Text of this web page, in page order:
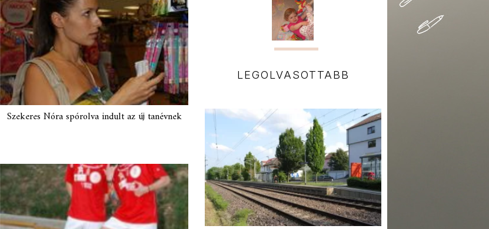
Szekeres Nóra spórolva indult az új tanévnek
LEGOLVASOTTABB